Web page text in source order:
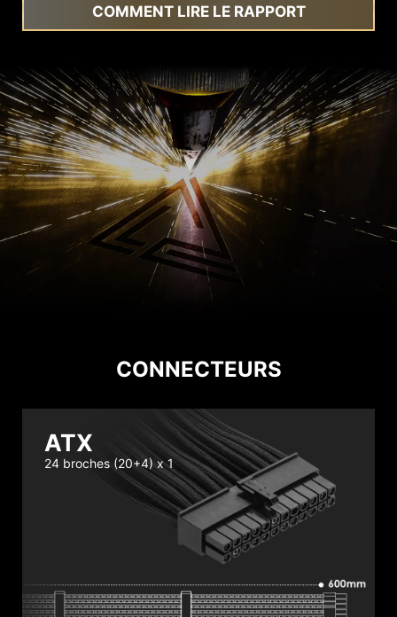
COMMENT LIRE LE RAPPORT
CONNECTEURS
ATX
24 broches (20+4) x 1